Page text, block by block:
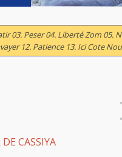
03. Peser 04. Liberté Zom 05.
12. Patience 13. Ici Cote
CASSIYA